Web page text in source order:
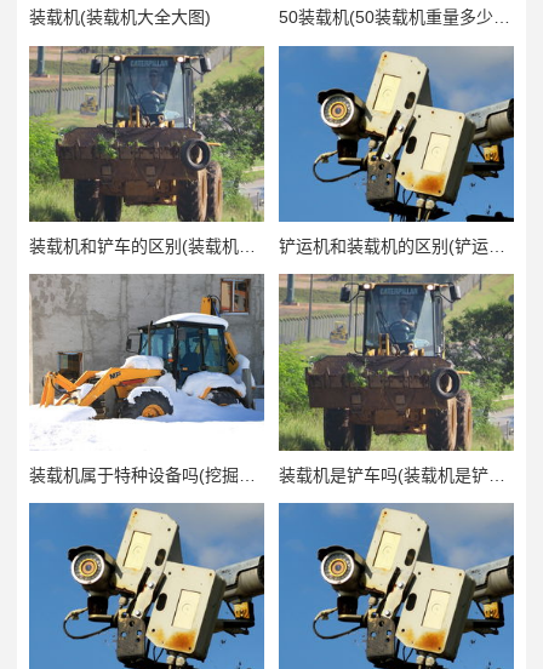
装载机(装载机大全大图) 50装载机(50装载机重量多少吨)
铲运机和装载机的区别(铲运机和装载机的区别)
装载机是铲车吗(装载机是铲车吗)